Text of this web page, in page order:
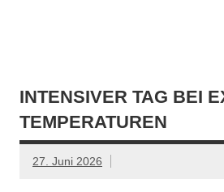
INTENSIVER TAG BEI
TEMPERATUREN
27. Juni 2026